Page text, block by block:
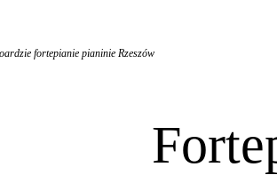
fortepianie pianinie Rzeszów